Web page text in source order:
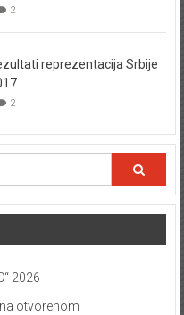
2
reprezentacija Srbije
2
2026
na otvorenom